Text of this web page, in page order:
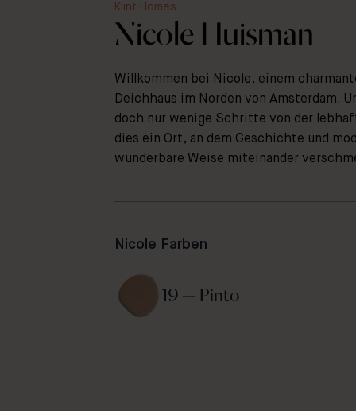
Klint Homes
Nicole Huisman
Willkommen bei Nicole, einem
Deichhaus im Norden von Amsterdam.
doch nur wenige Schritte von der
dies ein Ort, an dem Geschichte und
wunderbare Weise miteinander
Nicole Farben
19 — Pinto